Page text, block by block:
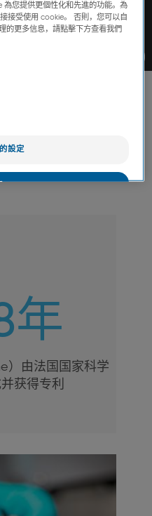
伯目前将其作为优先研究领
年
）由法国国家科学
获得专利
為您提供更個性化和先進的功能。為
接受使用 cookie。 否則，您可以自
的更多信息，請點擊下方查看我們
設定